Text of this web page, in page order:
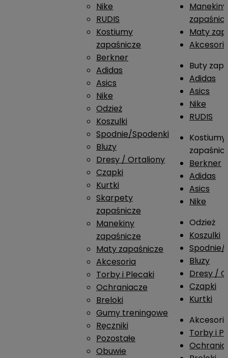
Nike
RUDIS
Kostiumy
zapaśnicze
Berkner
Adidas
Asics
Nike
Odzież
Koszulki
Spodnie/Spodenki
Bluzy
Dresy / Ortaliony
Czapki
Kurtki
Skarpety
zapaśnicze
Manekiny
zapaśnicze
Maty zapaśnicze
Akcesoria
Torby i Plecaki
Ochraniacze
Breloki
Gumy treningowe
Ręczniki
Pozostałe
Obuwie
Manekiny
Maty
Buty
Adidas
Asics
Nike
RUDIS
Kostiumy
Berkner
Adidas
Asics
Nike
Odzież
Koszulki
Spodnie/
Bluzy
Dresy /
Czapki
Kurtki
Torby i